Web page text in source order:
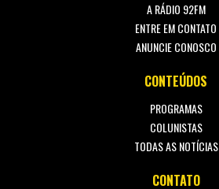
A RÁDIO 92FM
ENTRE EM CONTATO
ANUNCIE CONOSCO
CONTEÚDOS
PROGRAMAS
COLUNISTAS
TODAS AS NOTÍCIAS
CONTATO